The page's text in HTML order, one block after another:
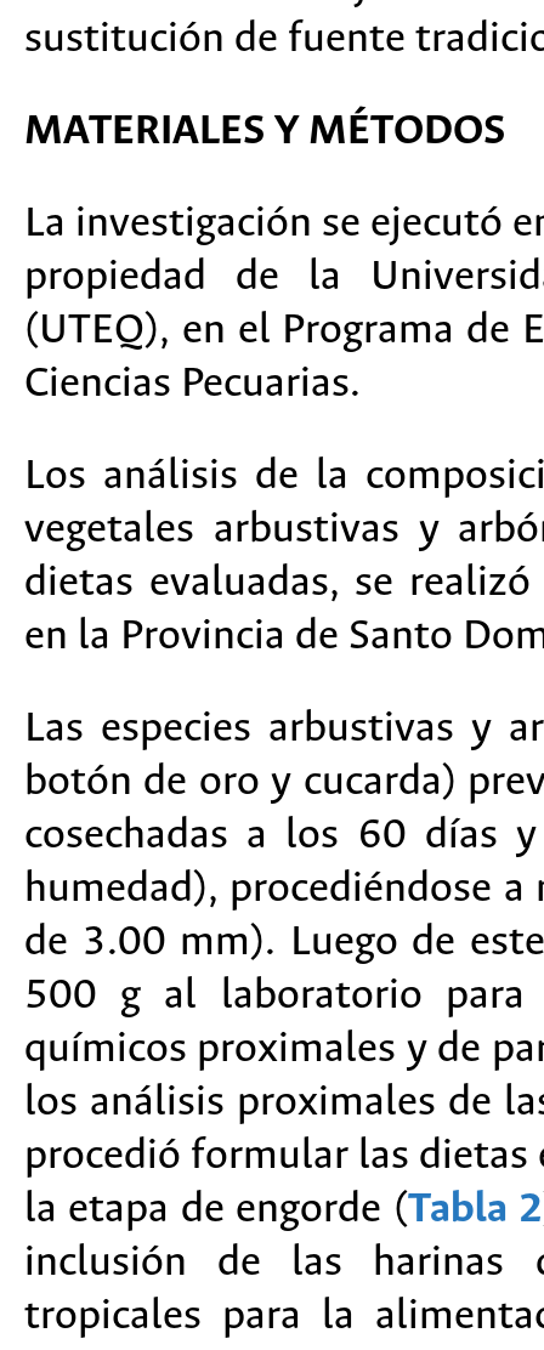
sustitución de fuente
MATERIALES Y MÉTODOS
La investigación se ejecutó
propiedad de la
(UTEQ), en el Programa de
Ciencias Pecuarias.
Los análisis de la
vegetales arbustivas y
dietas evaluadas, se
en la Provincia de Santo
Las especies arbustivas y
botón de oro y cucarda)
cosechadas a los 60 días
humedad), procediéndose
de 3.00 mm). Luego de
500 g al laboratorio para
químicos proximales y de
los análisis proximales de
procedió formular las
la etapa de engorde (Tabla 2
inclusión de las harinas
tropicales para la